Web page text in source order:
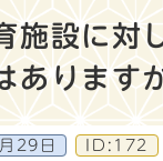
施設に対
あります
29日 ID:172